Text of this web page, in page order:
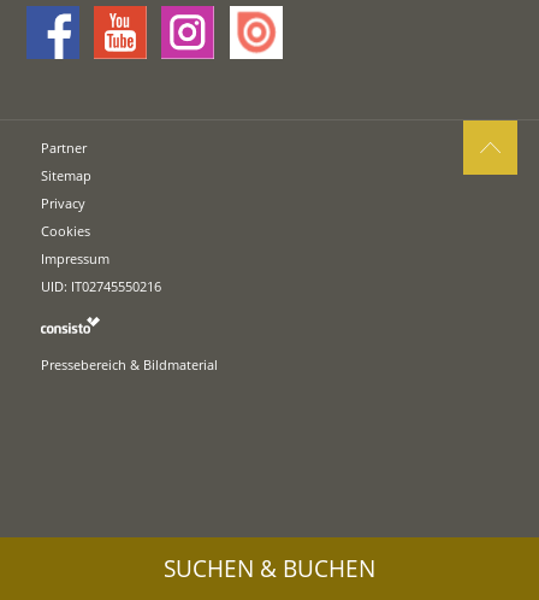
Partner
Sitemap
Privacy
Cookies
Impressum
UID: IT02745550216
Pressebereich & Bildmaterial
SUCHEN & BUCHEN